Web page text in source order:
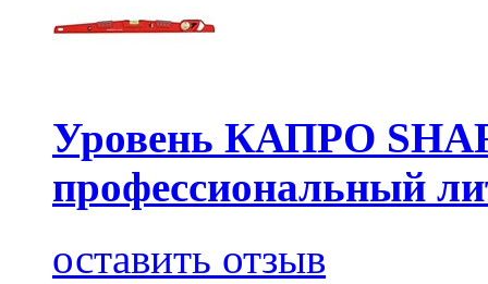
Уровень КАПРО
профессиональный
оставить отзыв